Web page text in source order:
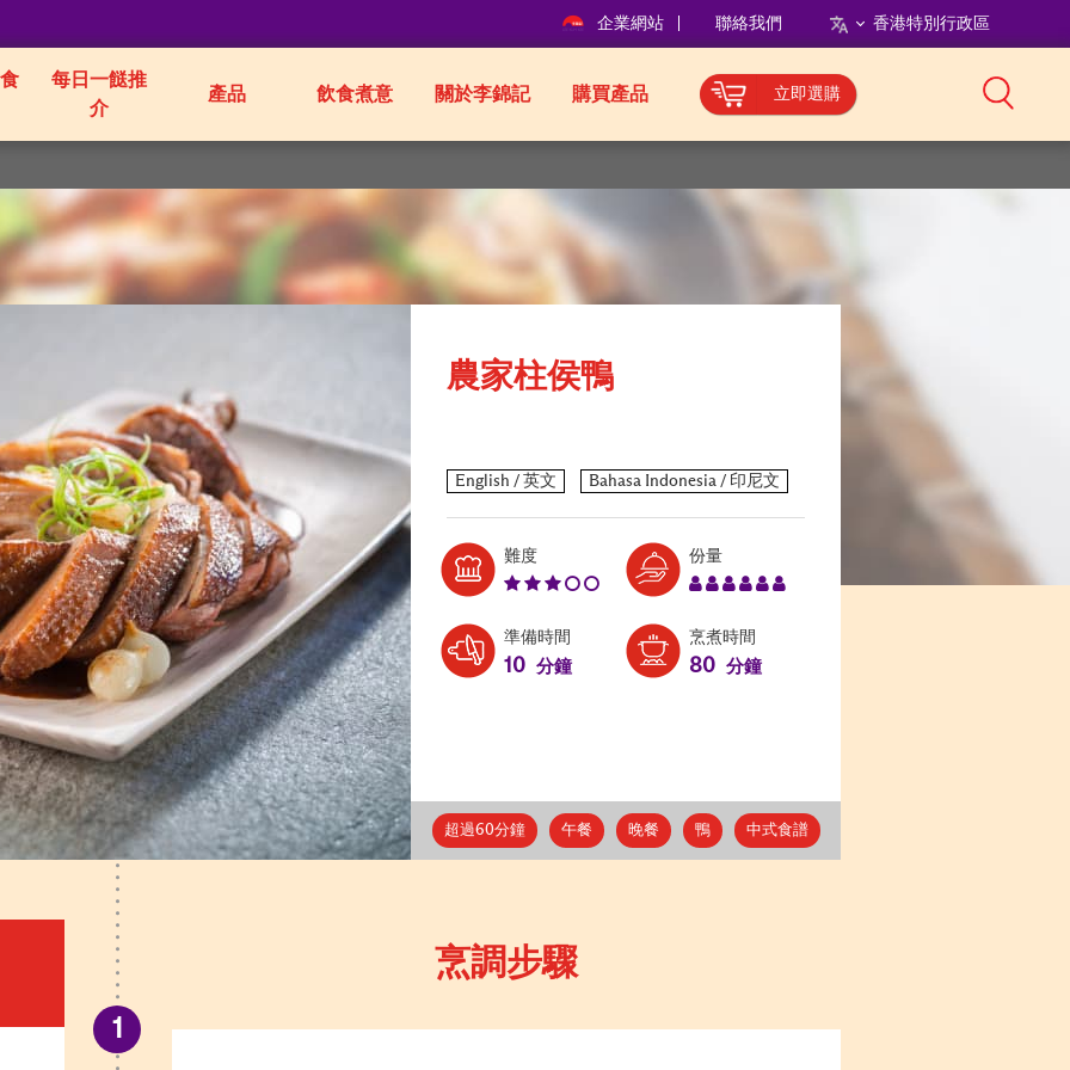
企業網站 聯絡我們 香港特別行政區
每日一餸推
介
產品 飲食煮意 關於李錦記 購買產品 立即選購
農家柱侯鴨
難度Level:
份量Serves:
準備時間
10 分鐘
烹煮時間
80 分鐘
超過60分鐘 午餐 晚餐 鴨 中式食譜
烹調步驟